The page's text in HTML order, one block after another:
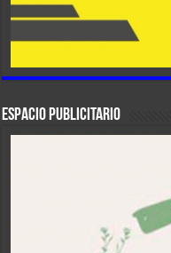
ESPACIO PUBLICITARIO